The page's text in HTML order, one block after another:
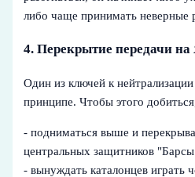
либо чаще принимать неверные
4. Перекрытие передачи
Один из ключей к
принципе. Чтобы этого
- подниматься выше и
центральных защитников
- вынуждать каталонцев играть